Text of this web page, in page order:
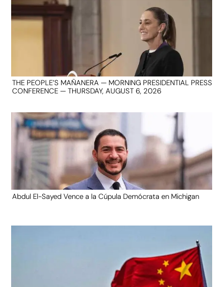
THE PEOPLE’S MAÑANERA — MORNING PRESIDENTIAL PRESS
CONFERENCE — THURSDAY, AUGUST 6, 2026
Abdul El-Sayed Vence a la Cúpula Demócrata en Michigan